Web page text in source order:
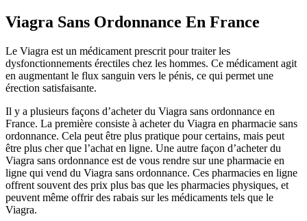
Viagra Sans Ordonnance En France
Le Viagra est un médicament prescrit pour traiter les
dysfonctionnements érectiles chez les hommes. Ce médicament agit
en augmentant le flux sanguin vers le pénis, ce qui permet une
érection satisfaisante.
Il y a plusieurs façons d’acheter du Viagra sans ordonnance en
France. La première consiste à acheter du Viagra en pharmacie sans
ordonnance. Cela peut être plus pratique pour certains, mais peut
être plus cher que l’achat en ligne. Une autre façon d’acheter du
Viagra sans ordonnance est de vous rendre sur une pharmacie en
ligne qui vend du Viagra sans ordonnance. Ces pharmacies en ligne
offrent souvent des prix plus bas que les pharmacies physiques, et
peuvent même offrir des rabais sur les médicaments tels que le
Viagra.